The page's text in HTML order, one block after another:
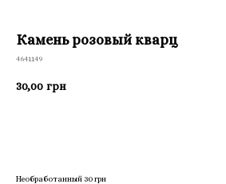
Камень розовый кварц
4641149
30,00 грн
Необработанный 30 грн